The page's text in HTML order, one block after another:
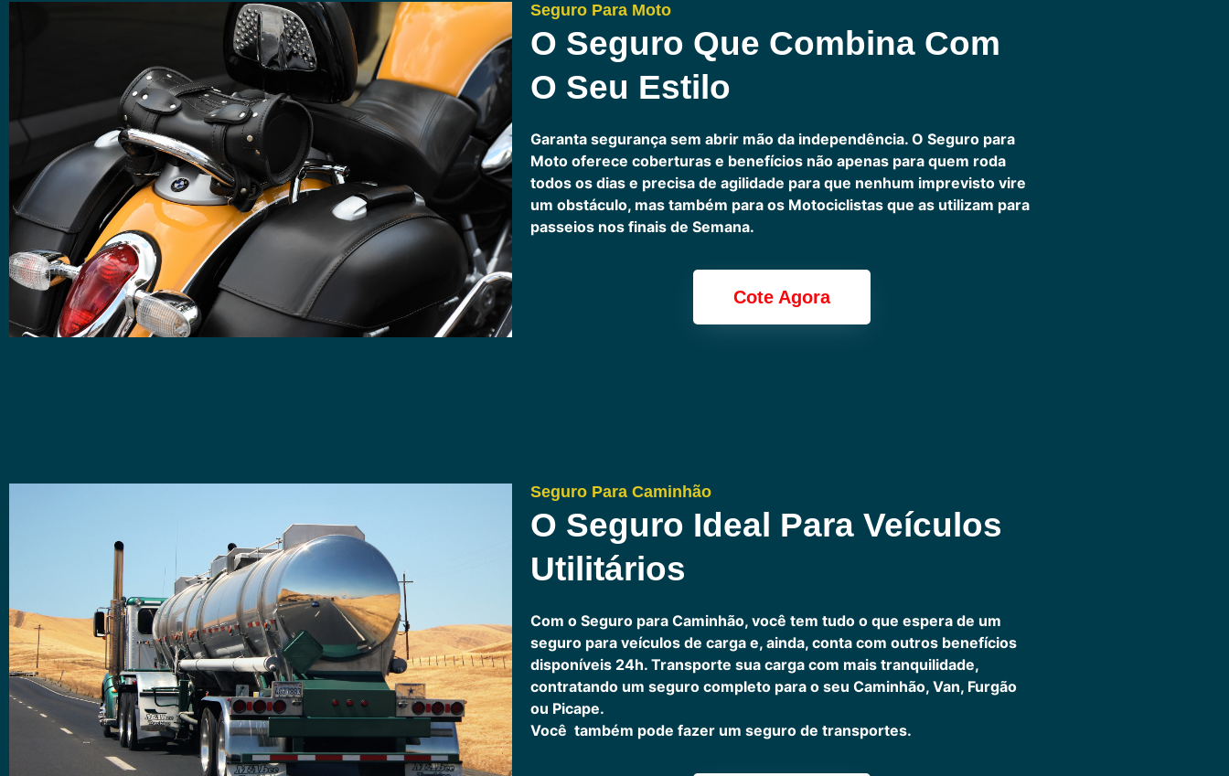
Seguro Para Moto
O Seguro Que Combina Com
O Seu Estilo
Garanta segurança sem abrir mão da independência. O Seguro para
Moto oferece coberturas e benefícios não apenas para quem roda
todos os dias e precisa de agilidade para que nenhum imprevisto vire
um obstáculo, mas também para os Motociclistas que as utilizam para
passeios nos finais de Semana.
Cote Agora
Seguro Para Caminhão
O Seguro Ideal Para Veículos
Utilitários
Com o Seguro para Caminhão, você tem tudo o que espera de um
seguro para veículos de carga e, ainda, conta com outros benefícios
disponíveis 24h. Transporte sua carga com mais tranquilidade,
contratando um seguro completo para o seu Caminhão, Van, Furgão
ou Picape.
Você também pode fazer um seguro de transportes.